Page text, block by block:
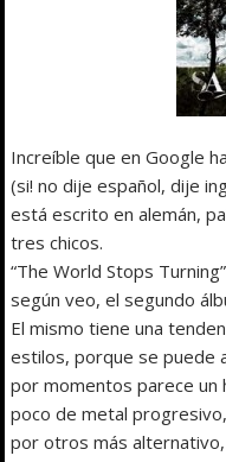
Increíble que en Google
(si! no dije español, dije
está escrito en alemán,
tres chicos.
“The World Stops
según veo, el segundo
El mismo tiene una
estilos, porque se puede
por momentos parece un
poco de metal
por otros más